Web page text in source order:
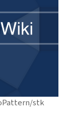
stk